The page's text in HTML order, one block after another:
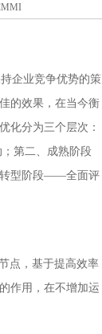
企业竞争优势的策
的效果，在当今衡
化分为三个层次：
第二、成熟阶段
转型阶段——全面评
点，基于提高效率
作用，在不增加运